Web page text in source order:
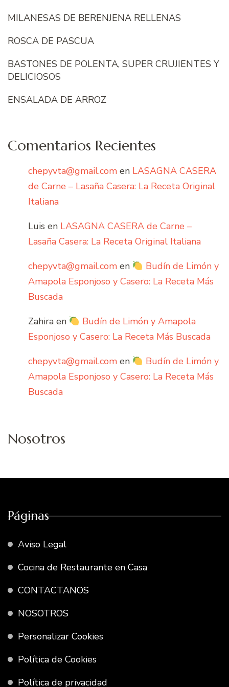
MILANESAS DE BERENJENA RELLENAS
ROSCA DE PASCUA
BASTONES DE POLENTA, SUPER CRUJIENTES Y
DELICIOSOS
ENSALADA DE ARROZ
Comentarios Recientes
chepyvta@gmail.com en LASAGNA CASERA
de Carne – Lasaña Casera: La Receta Original
Italiana
Luis en LASAGNA CASERA de Carne –
Lasaña Casera: La Receta Original Italiana
chepyvta@gmail.com en
Budín de Limón y
Amapola Esponjoso y Casero: La Receta Más
Buscada
Zahira en
Budín de Limón y Amapola
Esponjoso y Casero: La Receta Más Buscada
chepyvta@gmail.com en
Budín de Limón y
Amapola Esponjoso y Casero: La Receta Más
Buscada
Nosotros
Páginas
Aviso Legal
Cocina de Restaurante en Casa
CONTACTANOS
NOSOTROS
Personalizar Cookies
Política de Cookies
Política de privacidad